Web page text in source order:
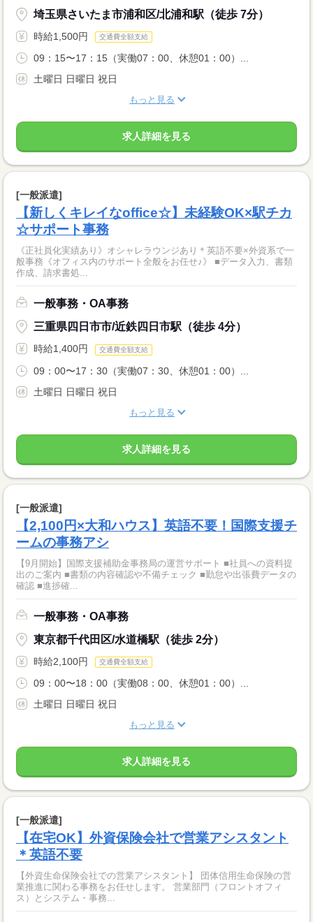
埼玉県さいたま市浦和区/北浦和駅（徒歩 7分）
時給1,500円 交通費全額支給
09：15〜17：15（実働07：00、休憩01：00）...
土曜日 日曜日 祝日
もっと見る
求人詳細を見る
[一般派遣]
【新しくキレイなoffice☆】未経験OK×駅チカ
☆サポート事務
《正社員化実績あり》オシャレラウンジあり＊英語不要×外資系で一
般事務《オフィス内のサポート全般をお任せ♪》 ■データ入力、書類
作成、請求書処...
一般事務・OA事務
三重県四日市市/近鉄四日市駅（徒歩 4分）
時給1,400円 交通費全額支給
09：00〜17：30（実働07：30、休憩01：00）...
土曜日 日曜日 祝日
もっと見る
求人詳細を見る
[一般派遣]
【2,100円×大和ハウス】英語不要！国際支援チ
ームの事務アシ
【9月開始】国際支援補助金事務局の運営サポート ■社員への資料提
出のご案内 ■書類の内容確認や不備チェック ■勤怠や出張費データの
確認 ■進捗確...
一般事務・OA事務
東京都千代田区/水道橋駅（徒歩 2分）
時給2,100円 交通費全額支給
09：00〜18：00（実働08：00、休憩01：00）...
土曜日 日曜日 祝日
もっと見る
求人詳細を見る
[一般派遣]
【在宅OK】外資保険会社で営業アシスタント
＊英語不要
【外資生命保険会社での営業アシスタント】 団体信用生命保険の営
業推進に関わる事務をお任せします。 営業部門（フロントオフィ
ス）とシステム・事務...